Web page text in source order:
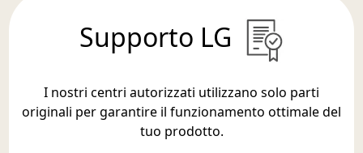
Supporto LG
I nostri centri autorizzati utilizzano solo parti
originali per garantire il funzionamento ottimale del
tuo prodotto.